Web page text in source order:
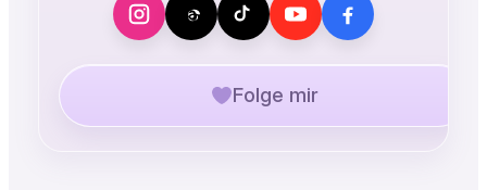
Folge mir